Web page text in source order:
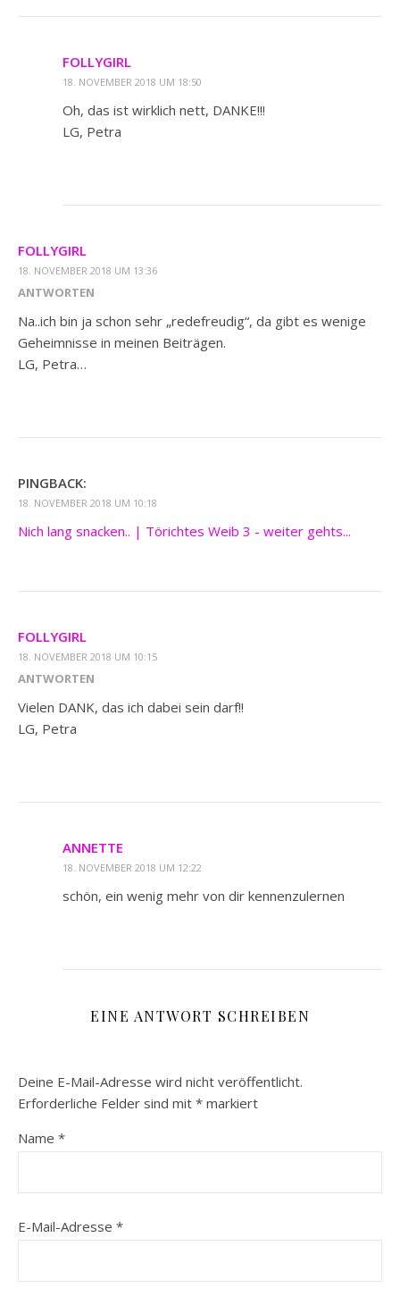
FOLLYGIRL
18. NOVEMBER 2018 UM 18:50
Oh, das ist wirklich nett, DANKE!!!
LG, Petra
FOLLYGIRL
18. NOVEMBER 2018 UM 13:36
ANTWORTEN
Na..ich bin ja schon sehr „redefreudig“, da gibt es wenige
Geheimnisse in meinen Beiträgen.
LG, Petra…
PINGBACK:
18. NOVEMBER 2018 UM 10:18
Nich lang snacken.. | Törichtes Weib 3 - weiter gehts...
FOLLYGIRL
18. NOVEMBER 2018 UM 10:15
ANTWORTEN
Vielen DANK, das ich dabei sein darf!!
LG, Petra
ANNETTE
18. NOVEMBER 2018 UM 12:22
schön, ein wenig mehr von dir kennenzulernen
EINE ANTWORT SCHREIBEN
Deine E-Mail-Adresse wird nicht veröffentlicht.
Erforderliche Felder sind mit * markiert
Name *
E-Mail-Adresse *